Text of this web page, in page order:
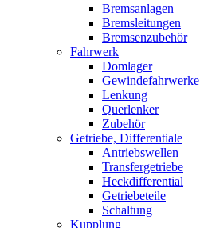
Bremsanlagen
Bremsleitungen
Bremsenzubehör
Fahrwerk
Domlager
Gewindefahrwerke
Lenkung
Querlenker
Zubehör
Getriebe, Differentiale
Antriebswellen
Transfergetriebe
Heckdifferential
Getriebeteile
Schaltung
Kupplung